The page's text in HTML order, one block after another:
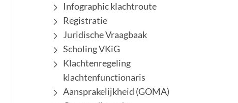
Infographic klachtroute
Registratie
Juridische Vraagbaak
Scholing VKiG
Klachtenregeling
klachtenfunctionaris
Aansprakelijkheid (GOMA)